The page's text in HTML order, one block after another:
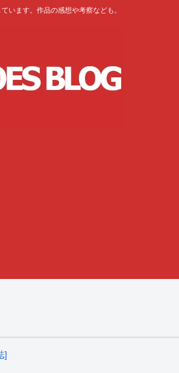
います。作品の感想や考察なども。
]